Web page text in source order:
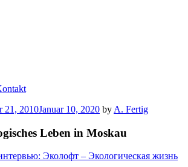
21, 2010Januar 10, 2020 by A. Fertig
Leben in Moskau
Эколофт – Экологическая жизнь